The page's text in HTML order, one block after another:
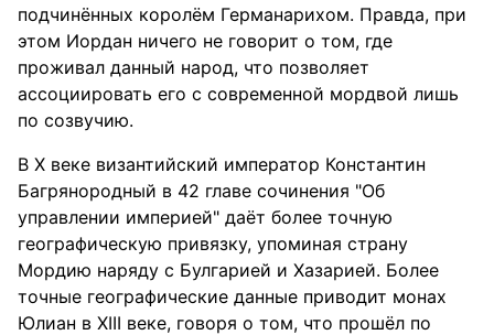
подчинённых королём Германарихом. Правда, при
этом Иордан ничего не говорит о том, где
проживал данный народ, что позволяет
ассоциировать его с современной мордвой лишь
по созвучию.
В X веке византийский император Константин
Багрянородный в 42 главе сочинения "Об
управлении империей" даёт более точную
географическую привязку, упоминая страну
Мордию наряду с Булгарией и Хазарией. Более
точные географические данные приводит монах
Юлиан в XIII веке, говоря о том, что прошёл по